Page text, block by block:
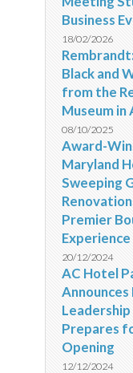
Business
18/02/2026
Black and
from the
Museum
08/10/2025
Award-
Maryland
Sweeping
Premier
Experience
20/12/2024
AC Hotel
Announces
Leadership
Prepares
Opening
12/12/2024